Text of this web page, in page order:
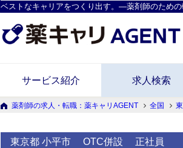
ベストなキャリアをつくり出す。―薬剤師のため
サービス紹介 求人検索
薬剤師の求人・転職：薬キャリAGENT 全国
東京都 小平市 OTC併設 正社員